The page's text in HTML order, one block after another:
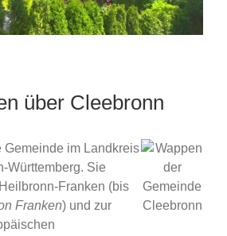
über Cleebronn
Gemeinde im Landkreis
Württemberg. Sie
Franken (bis
Franken) und zur